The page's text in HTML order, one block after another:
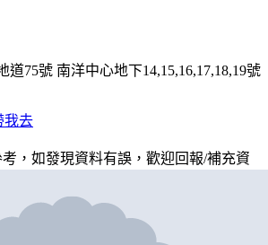
道75號 南洋中心地下14,15,16,17,18,19號
我去
，如發現資料有誤，歡迎回報/補充資